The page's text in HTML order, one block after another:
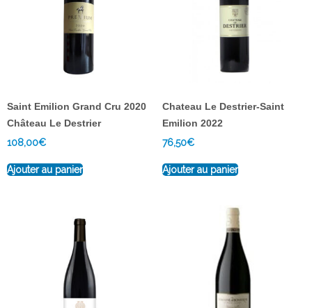
Saint Emilion Grand Cru 2020
Château Le Destrier
108,00€
Ajouter au panier
Chateau Le Destrier-Saint
Emilion 2022
76,50€
Ajouter au panier